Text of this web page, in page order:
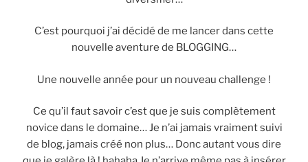
C’est pourquoi j’ai décidé de me lancer dans cette
nouvelle aventure de BLOGGING…
Une nouvelle année pour un nouveau challenge !
Ce qu’il faut savoir c’est que je suis complètement
novice dans le domaine… Je n’ai jamais vraiment suivi
de blog, jamais créé non plus… Donc autant vous dire